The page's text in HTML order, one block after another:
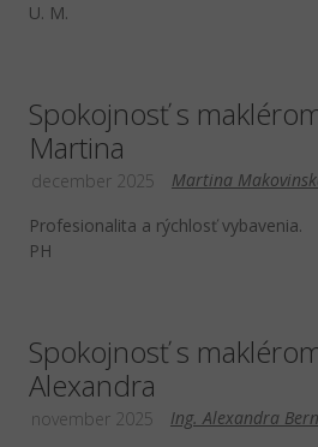
U. M.
Spokojnosť s
Martina
Martina
december 2025
Profesionalita a rýchlosť vybavenia.
PH
Spokojnosť s
Alexandra
Ing. Alexandra
november 2025